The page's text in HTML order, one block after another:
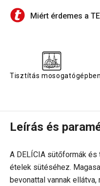
Miért érdemes a
Tisztítás mosogatógépben
Leírás és
A DELÍCIA sütőformák
ételek sütéséhez.
bevonattal vannak